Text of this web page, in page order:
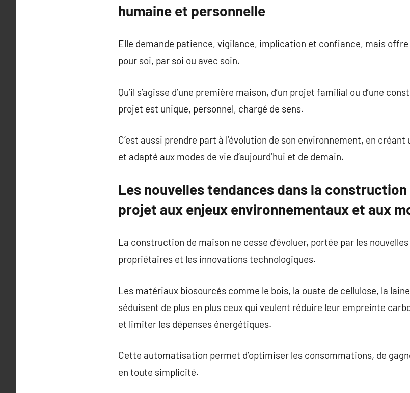
humaine et personnelle
Elle demande patience, vigilance, implication et confiance, mais offre
pour soi, par soi ou avec soin.
Qu’il s’agisse d’une première maison, d’un projet familial ou d’une
projet est unique, personnel, chargé de sens.
C’est aussi prendre part à l’évolution de son environnement, en
et adapté aux modes de vie d’aujourd’hui et de demain.
Les nouvelles tendances dans la
projet aux enjeux environnementaux et aux
La construction de maison ne cesse d’évoluer, portée par les
propriétaires et les innovations technologiques.
Les matériaux biosourcés comme le bois, la ouate de cellulose, la
séduisent de plus en plus ceux qui veulent réduire leur empreinte
et limiter les dépenses énergétiques.
Cette automatisation permet d’optimiser les consommations, de
en toute simplicité.